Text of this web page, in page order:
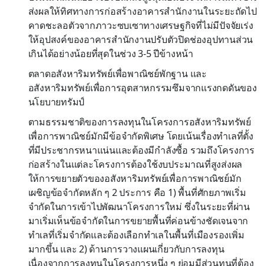
ส่งผลให้ทิศทางการก่อสร้างอาคารสำนักงานในระยะถัดไป
คาดชะลอตัวจากภาวะซบเซาทางเศรษฐกิจที่ไม่มีปัจจัยเร่ง
ให้อุปสงค์ของอาคารสำนักงานปรับตัวปิดช่องอุปทานส่วน
เกินได้อย่างน้อยที่สุดในช่วง 3-5 ปีข้างหน้า
ตลาดอสังหาริมทรัพย์เพื่อพาณิชย์พักฐาน และ
อสังหาริมทรัพย์เพื่อการอุตสาหกรรมซึมจากแรงกดดันของ
นโยบายทรัมป์
ตามธรรมชาติของการลงทุนในโครงการอสังหาริมทรัพย์
เพื่อการพาณิชย์มักมีข้อจำกัดพิเศษ โดยเน้นเรื่องทำเลที่ตั้ง
ที่มีประชากรหนาแน่นและต้องมีกำลังซื้อ รวมถึงโครงการ
ก่อสร้างในแต่ละโครงการต้องใช้งบประมาณที่สูงส่งผล
ให้การขยายตัวของอสังหาริมทรัพย์เพื่อการพาณิชย์มัก
เผชิญข้อจำกัดหลัก ๆ 2 ประการ คือ 1) พื้นที่ศักยภาพเริ่ม
จำกัดในการเข้าไปพัฒนาโครงการใหม่ ซึ่งในระยะที่ผ่าน
มาเริ่มเห็นข้อจำกัดในการขยายพื้นที่ค่อนข้างชัดเจนจาก
ทำเลที่เริ่มจำกัดและต้องเลือกทำเลในพื้นที่เมืองรองเพิ่ม
มากขึ้น และ 2) ด้านการวางแผนเกี่ยวกับการลงทุน
เนื่องจากการลงทุนในโครงการหนึ่ง ๆ ย่อมมีส่วนทุนที่ต้อง